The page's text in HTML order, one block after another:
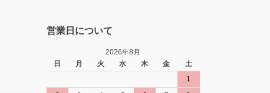
営業日について
2026年8月
日
月 火 水 木 金
土
1